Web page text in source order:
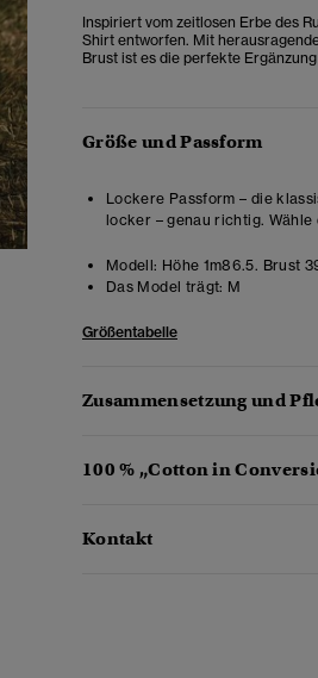
Inspiriert vom zeitlosen Erbe des
Shirt entworfen. Mit
Brust ist es die perfekte
Größe und Passform
Lockere Passform – die
locker – genau richtig. Wähle
Modell: Höhe 1m86.5. Brust
Das Model trägt: M
Größentabelle
Zusammensetzung und
100 % „Cotton in
Kontakt